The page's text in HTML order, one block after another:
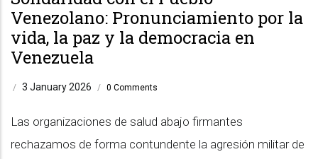
Venezolano: Pronunciamiento por la
vida, la paz y la democracia en
Venezuela
/ 3 January 2026 / 0 Comments
Las organizaciones de salud abajo firmantes
rechazamos de forma contundente la agresión militar de